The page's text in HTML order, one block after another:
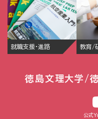
就職支援・進路 教育/
徳島文理大学/
公式